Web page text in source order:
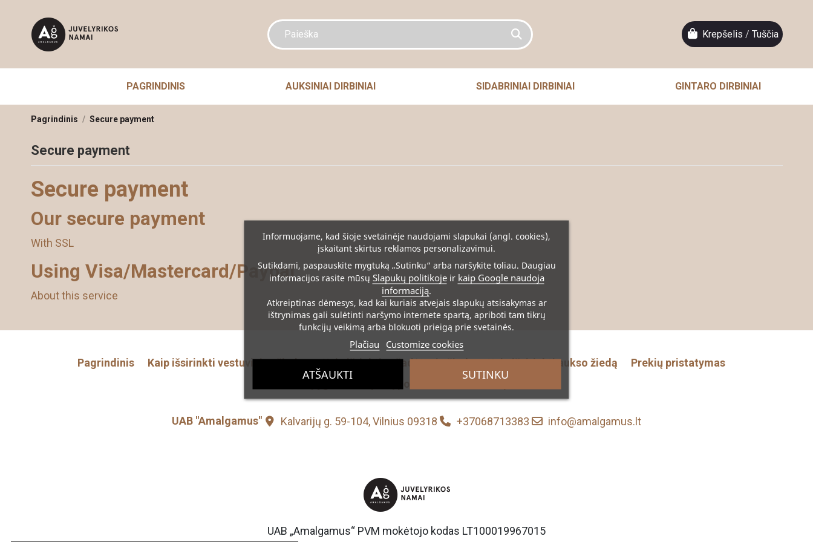
Krepšelis / Tuščia
PAGRINDINIS AUKSINIAI DIRBINIAI SIDABRINIAI DIRBINIAI GINTARO DIRBINIAI
Pagrindinis Secure payment
Secure payment
Secure payment
Our secure payment
With SSL
Using Visa/Mastercard/Paypal
About this service
Pagrindinis Kaip išsirinkti vestuvinius žiedus Kaip išrinkti sužadėtuvių žiedą Kaip išsirinkti aukso žiedą
Prekių pristatymas
UAB "Amalgamus" Kalvarijų g. 59-104, Vilnius 09318 +37068713383 info@amalgamus.lt
Informuojame, kad šioje svetainėje naudojami slapukai (angl. cookies),
įskaitant skirtus reklamos personalizavimui.
Sutikdami, paspauskite mygtuką „Sutinku“ arba naršykite toliau. Daugiau
informacijos rasite mūsų Slapukų politikojeir kaip Google naudoja
informaciją.
Atkreiptinas dėmesys, kad kai kuriais atvejais slapukų atsisakymas ar
ištrynimas gali sulėtinti naršymo internete spartą, apriboti tam tikrų
funkcijų veikimą arba blokuoti prieigą prie svetainės.
Plačiau Customize cookies
ATŠAUKTI SUTINKU
UAB „Amalgamus“ PVM mokėtojo kodas LT100019967015